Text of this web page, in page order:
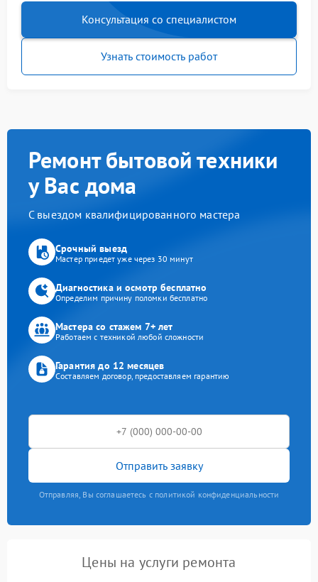
Консультация со специалистом
Узнать стоимость работ
Ремонт бытовой техники
у Вас дома
С выездом квалифицированного мастера
Срочный выезд
Мастер приедет уже через 30 минут
Диагностика и осмотр бесплатно
Определим причину поломки бесплатно
Мастера со стажем 7+ лет
Работаем с техникой любой сложности
Гарантия до 12 месяцев
Составляем договор, предоставляем гарантию
Отправить заявку
Отправляя, Вы соглашаетесь с политикой конфиденциальности
Цены на услуги ремонта